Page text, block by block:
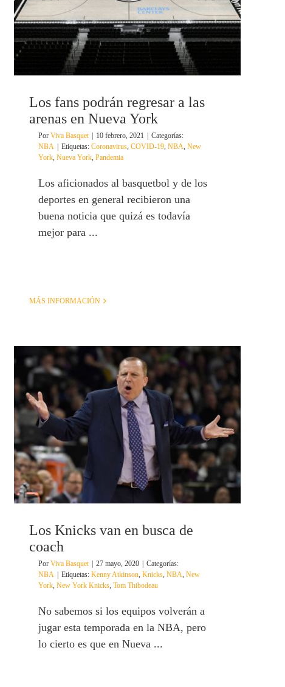
Los fans podrán regresar a las
arenas en Nueva York
Por Viva Basquet 10 febrero, 2021
Categorías:
NBA
Etiquetas: Coronavirus, COVID-19, NBA, New
York, Nueva York, Pandemia
Los aficionados al basquetbol y de los
deportes en general recibieron una
buena noticia que quizá es todavía
mejor para ...
MÁS INFORMACIÓN
Los Knicks van en busca de
coach
Por Viva Basquet 27 mayo, 2020
Categorías:
NBA
Etiquetas: Kenny Atkinson, Knicks, NBA, New
York, New York Knicks, Tom Thibodeau
No sabemos si los equipos volverán a
jugar esta temporada en la NBA, pero
lo cierto es que en Nueva ...